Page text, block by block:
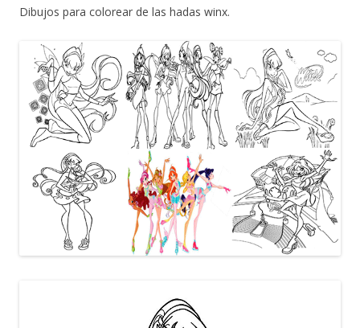
Dibujos para colorear de las hadas winx.